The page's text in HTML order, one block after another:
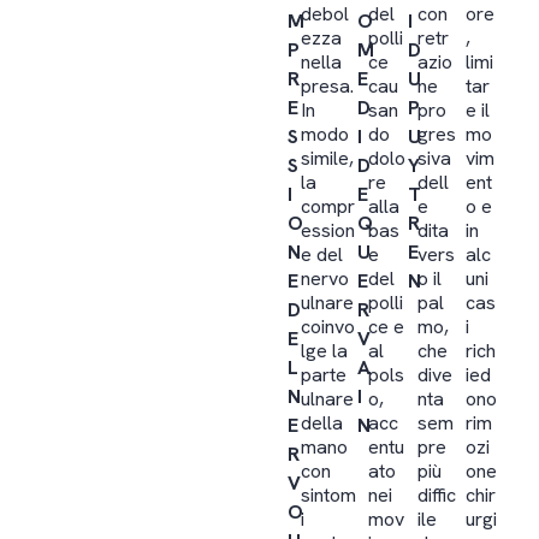
M
P
R
E
S
S
I
O
N
E
D
E
L
N
E
R
V
O
debol
ezza
nella
presa.
In
modo
simile,
la
compr
ession
e del
nervo
ulnare
coinvo
lge la
parte
ulnare
della
mano
con
sintom
i
O
M
E
D
I
D
E
Q
U
E
R
V
A
I
N
del
polli
ce
cau
san
do
dolo
re
alla
bas
e
del
polli
ce e
al
pols
o,
acc
entu
ato
nei
mov
I
D
U
P
U
Y
T
R
E
N
con
retr
azio
ne
pro
gres
siva
dell
e
dita
vers
o il
pal
mo,
che
dive
nta
sem
pre
più
diffic
ile
ore
,
limi
tar
e il
mo
vim
ent
o e
in
alc
uni
cas
i
rich
ied
ono
rim
ozi
one
chir
urgi